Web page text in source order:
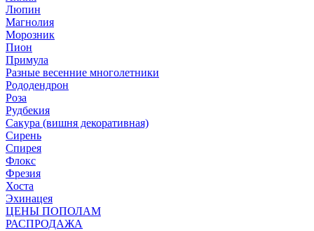
Люпин
Магнолия
Морозник
Пион
Примула
Разные весенние многолетники
Рододендрон
Роза
Рудбекия
Сакура (вишня декоративная)
Сирень
Спирея
Флокс
Фрезия
Хоста
Эхинацея
ЦЕНЫ ПОПОЛАМ
РАСПРОДАЖА